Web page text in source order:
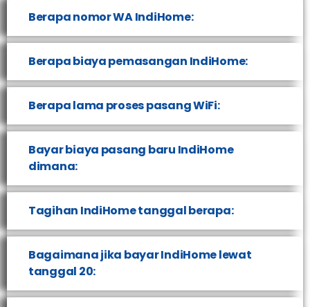
Berapa nomor WA IndiHome:
Berapa biaya pemasangan IndiHome:
Berapa lama proses pasang WiFi:
Bayar biaya pasang baru IndiHome
dimana:
Tagihan IndiHome tanggal berapa:
Bagaimana jika bayar IndiHome lewat
tanggal 20: